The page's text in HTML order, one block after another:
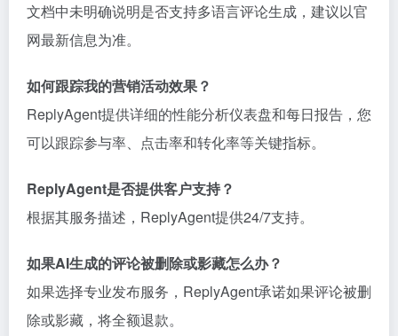
文档中未明确说明是否支持多语言评论生成，建议以官
网最新信息为准。
如何跟踪我的营销活动效果？
ReplyAgent提供详细的性能分析仪表盘和每日报告，您
可以跟踪参与率、点击率和转化率等关键指标。
ReplyAgent是否提供客户支持？
根据其服务描述，ReplyAgent提供24/7支持。
如果AI生成的评论被删除或影藏怎么办？
如果选择专业发布服务，ReplyAgent承诺如果评论被删
除或影藏，将全额退款。